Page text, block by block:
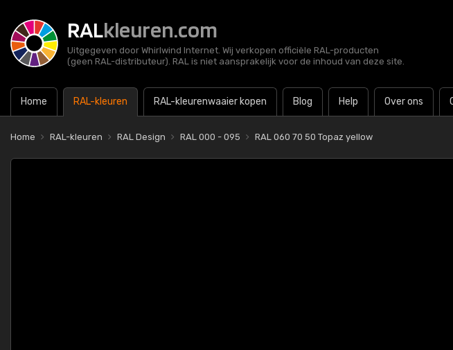
RALkleuren.com
Uitgegeven door Whirlwind Internet. Wij verkopen officiële RAL-producten
(geen RAL-distributeur). RAL is niet aansprakelijk voor de inhoud van deze site.
Home RAL-kleuren RAL-kleurenwaaier kopen Blog Help Over ons
Home RAL-kleuren RAL Design RAL 000 - 095 RAL 060 70 50 Topaz yellow